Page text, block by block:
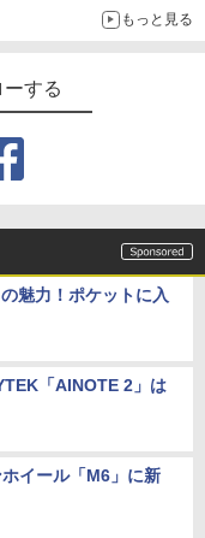
もっと見る
する
魅力！ポケットに入
「AINOTE 2」は
イール「M6」に新